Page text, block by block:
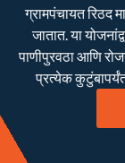
ग्रामपंचायत रिठद
जातात. या
पाणीपुरवठा आणि
प्रत्येक